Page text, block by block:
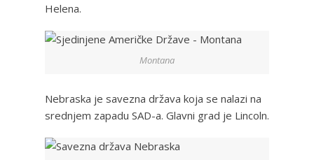
Helena.
Montana
Nebraska je savezna država koja se nalazi na
srednjem zapadu SAD-a. Glavni grad je Lincoln.